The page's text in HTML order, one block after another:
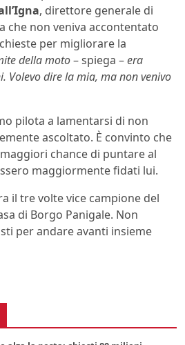
, direttore generale di
che non veniva accontentato
per migliorare la
della moto– spiega –era
Volevo dire la mia, ma non venivo
pilota a lamentarsi di non
ascoltato. È convinto che
chance di puntare al
maggiormente fidati lui.
il tre volte vice campione del
di Borgo Panigale. Non
per andare avanti insieme